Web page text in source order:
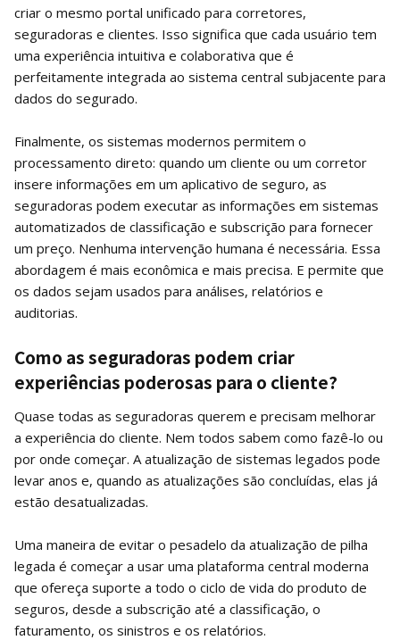
criar o mesmo portal unificado para corretores,
seguradoras e clientes. Isso significa que cada usuário tem
uma experiência intuitiva e colaborativa que é
perfeitamente integrada ao sistema central subjacente para
dados do segurado.
Finalmente, os sistemas modernos permitem o
processamento direto: quando um cliente ou um corretor
insere informações em um aplicativo de seguro, as
seguradoras podem executar as informações em sistemas
automatizados de classificação e subscrição para fornecer
um preço. Nenhuma intervenção humana é necessária. Essa
abordagem é mais econômica e mais precisa. E permite que
os dados sejam usados ​​para análises, relatórios e
auditorias.
Como as seguradoras podem criar
experiências poderosas para o cliente?
Quase todas as seguradoras querem e precisam melhorar
a experiência do cliente. Nem todos sabem como fazê-lo ou
por onde começar. A atualização de sistemas legados pode
levar anos e, quando as atualizações são concluídas, elas já
estão desatualizadas.
Uma maneira de evitar o pesadelo da atualização de pilha
legada é começar a usar uma plataforma central moderna
que ofereça suporte a todo o ciclo de vida do produto de
seguros, desde a subscrição até a classificação, o
faturamento, os sinistros e os relatórios.